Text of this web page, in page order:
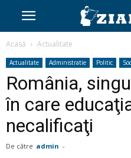
Acasă Actualitate
Actualitate Administratie Politic
România,
în care
necalificaţi
De către admin -